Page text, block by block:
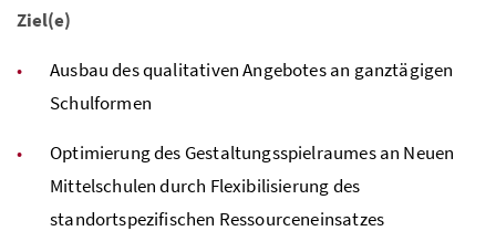
Ziel(e)
Ausbau des qualitativen Angebotes an ganztägigen
Schulformen
Optimierung des Gestaltungsspielraumes an Neuen
Mittelschulen durch Flexibilisierung des
standortspezifischen Ressourceneinsatzes